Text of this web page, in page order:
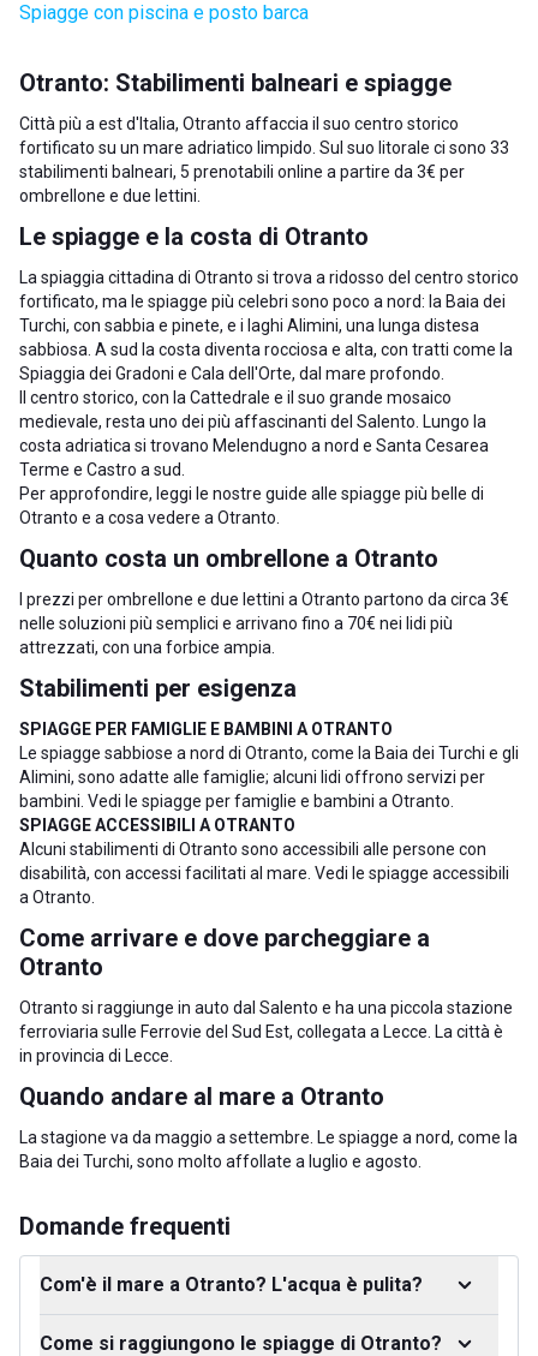
Spiagge con piscina e posto barca
Otranto: Stabilimenti balneari e spiagge
Città più a est d'Italia, Otranto affaccia il suo centro storico
fortificato su un mare adriatico limpido. Sul suo litorale ci sono 33
stabilimenti balneari, 5 prenotabili online a partire da 3€ per
ombrellone e due lettini.
Le spiagge e la costa di Otranto
La spiaggia cittadina di Otranto si trova a ridosso del centro storico
fortificato, ma le spiagge più celebri sono poco a nord: la Baia dei
Turchi, con sabbia e pinete, e i laghi Alimini, una lunga distesa
sabbiosa. A sud la costa diventa rocciosa e alta, con tratti come la
Spiaggia dei Gradoni e Cala dell'Orte, dal mare profondo.
Il centro storico, con la Cattedrale e il suo grande mosaico
medievale, resta uno dei più affascinanti del Salento. Lungo la
costa adriatica si trovano Melendugno a nord e Santa Cesarea
Terme e Castro a sud.
Per approfondire, leggi le nostre guide alle spiagge più belle di
Otranto e a cosa vedere a Otranto
Quanto costa un ombrellone a Otranto
I prezzi per ombrellone e due lettini a Otranto partono da circa 3€
nelle soluzioni più semplici e arrivano fino a 70€ nei lidi più
attrezzati, con una forbice ampia.
Stabilimenti per esigenza
SPIAGGE PER FAMIGLIE E BAMBINI A OTRANTO
Le spiagge sabbiose a nord di Otranto, come la Baia dei Turchi e gli
Alimini, sono adatte alle famiglie; alcuni lidi offrono servizi per
bambini. Vedi le spiagge per famiglie e bambini a Otranto
SPIAGGE ACCESSIBILI A OTRANTO
Alcuni stabilimenti di Otranto sono accessibili alle persone con
disabilità, con accessi facilitati al mare. Vedi le spiagge accessibili
a Otranto
Come arrivare e dove parcheggiare a
Otranto
Otranto si raggiunge in auto dal Salento e ha una piccola stazione
ferroviaria sulle Ferrovie del Sud Est, collegata a Lecce. La città è
in provincia di Lecce
Quando andare al mare a Otranto
La stagione va da maggio a settembre. Le spiagge a nord, come la
Baia dei Turchi, sono molto affollate a luglio e agosto.
Domande frequenti
Com'è il mare a Otranto? L'acqua è pulita?
Come si raggiungono le spiagge di Otranto?